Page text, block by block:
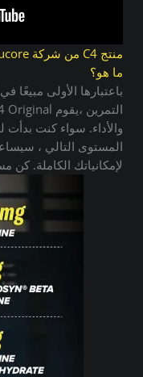
منتج C4 من شركة Cellucore الأمريكية المنشأ.
ما هو؟
باعتبارها الأولى
والأداء. سواء كنت
لإمكانياتك الكاملة. كن